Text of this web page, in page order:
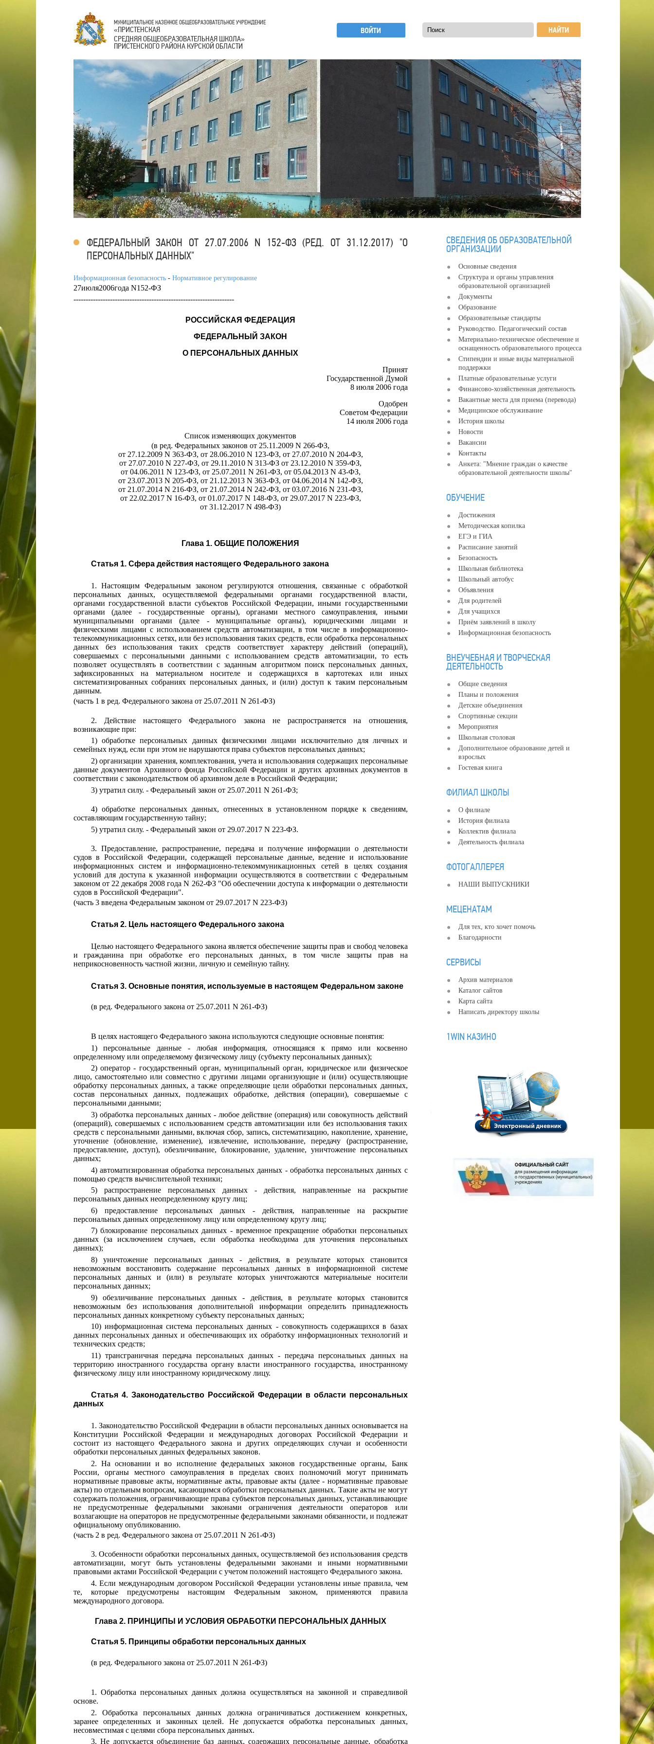
МУНИЦИПАЛЬНОЕ КАЗЕННОЕ ОБЩЕОБРАЗОВАТЕЛЬНОЕ УЧРЕЖДЕНИЕ
«ПРИСТЕНСКАЯ
СРЕДНЯЯ ОБЩЕОБРАЗОВАТЕЛЬНАЯ ШКОЛА»
ПРИСТЕНСКОГО РАЙОНА КУРСКОЙ ОБЛАСТИ
ФЕДЕРАЛЬНЫЙ ЗАКОН ОТ 27.07.2006 N 152-ФЗ (РЕД. ОТ 31.12.2017) "О
ПЕРСОНАЛЬНЫХ ДАННЫХ"
Информационная безопасность- Нормативное регулирование
27июля2006года N152-ФЗ
------------------------------------------------------------------
РОССИЙСКАЯ ФЕДЕРАЦИЯ
ФЕДЕРАЛЬНЫЙ ЗАКОН
О ПЕРСОНАЛЬНЫХ ДАННЫХ
Принят
Государственной Думой
8 июля 2006 года
Одобрен
Советом Федерации
14 июля 2006 года
Список изменяющих документов
(в ред. Федеральных законов от 25.11.2009 N 266-ФЗ,
от 27.12.2009 N 363-ФЗ, от 28.06.2010 N 123-ФЗ, от 27.07.2010 N 204-ФЗ,
от 27.07.2010 N 227-ФЗ, от 29.11.2010 N 313-ФЗ от 23.12.2010 N 359-ФЗ,
от 04.06.2011 N 123-ФЗ, от 25.07.2011 N 261-ФЗ, от 05.04.2013 N 43-ФЗ,
от 23.07.2013 N 205-ФЗ, от 21.12.2013 N 363-ФЗ, от 04.06.2014 N 142-ФЗ,
от 21.07.2014 N 216-ФЗ, от 21.07.2014 N 242-ФЗ, от 03.07.2016 N 231-ФЗ,
от 22.02.2017 N 16-ФЗ, от 01.07.2017 N 148-ФЗ, от 29.07.2017 N 223-ФЗ,
от 31.12.2017 N 498-ФЗ)
Глава 1. ОБЩИЕ ПОЛОЖЕНИЯ
Статья 1. Сфера действия настоящего Федерального закона
1. Настоящим Федеральным законом регулируются отношения, связанные с обработкой
персональных данных, осуществляемой федеральными органами государственной власти,
органами государственной власти субъектов Российской Федерации, иными государственными
органами (далее - государственные органы), органами местного самоуправления, иными
муниципальными органами (далее - муниципальные органы), юридическими лицами и
физическими лицами с использованием средств автоматизации, в том числе в информационно-
телекоммуникационных сетях, или без использования таких средств, если обработка персональных
данных без использования таких средств соответствует характеру действий (операций),
совершаемых с персональными данными с использованием средств автоматизации, то есть
позволяет осуществлять в соответствии с заданным алгоритмом поиск персональных данных,
зафиксированных на материальном носителе и содержащихся в картотеках или иных
систематизированных собраниях персональных данных, и (или) доступ к таким персональным
данным.
(часть 1 в ред. Федерального закона от 25.07.2011 N 261-ФЗ)
2. Действие настоящего Федерального закона не распространяется на отношения,
возникающие при:
1) обработке персональных данных физическими лицами исключительно для личных и
семейных нужд, если при этом не нарушаются права субъектов персональных данных;
2) организации хранения, комплектования, учета и использования содержащих персональные
данные документов Архивного фонда Российской Федерации и других архивных документов в
соответствии с законодательством об архивном деле в Российской Федерации;
3) утратил силу. - Федеральный закон от 25.07.2011 N 261-ФЗ;
4) обработке персональных данных, отнесенных в установленном порядке к сведениям,
составляющим государственную тайну;
5) утратил силу. - Федеральный закон от 29.07.2017 N 223-ФЗ.
3. Предоставление, распространение, передача и получение информации о деятельности
судов в Российской Федерации, содержащей персональные данные, ведение и использование
информационных систем и информационно-телекоммуникационных сетей в целях создания
условий для доступа к указанной информации осуществляются в соответствии с Федеральным
законом от 22 декабря 2008 года N 262-ФЗ "Об обеспечении доступа к информации о деятельности
судов в Российской Федерации".
(часть 3 введена Федеральным законом от 29.07.2017 N 223-ФЗ)
Статья 2. Цель настоящего Федерального закона
Целью настоящего Федерального закона является обеспечение защиты прав и свобод человека
и гражданина при обработке его персональных данных, в том числе защиты прав на
неприкосновенность частной жизни, личную и семейную тайну.
Статья 3. Основные понятия, используемые в настоящем Федеральном законе
(в ред. Федерального закона от 25.07.2011 N 261-ФЗ)
В целях настоящего Федерального закона используются следующие основные понятия:
1) персональные данные - любая информация, относящаяся к прямо или косвенно
определенному или определяемому физическому лицу (субъекту персональных данных);
2) оператор - государственный орган, муниципальный орган, юридическое или физическое
лицо, самостоятельно или совместно с другими лицами организующие и (или) осуществляющие
обработку персональных данных, а также определяющие цели обработки персональных данных,
состав персональных данных, подлежащих обработке, действия (операции), совершаемые с
персональными данными;
3) обработка персональных данных - любое действие (операция) или совокупность действий
(операций), совершаемых с использованием средств автоматизации или без использования таких
средств с персональными данными, включая сбор, запись, систематизацию, накопление, хранение,
уточнение (обновление, изменение), извлечение, использование, передачу (распространение,
предоставление, доступ), обезличивание, блокирование, удаление, уничтожение персональных
данных;
4) автоматизированная обработка персональных данных - обработка персональных данных с
помощью средств вычислительной техники;
5) распространение персональных данных - действия, направленные на раскрытие
персональных данных неопределенному кругу лиц;
6) предоставление персональных данных - действия, направленные на раскрытие
персональных данных определенному лицу или определенному кругу лиц;
7) блокирование персональных данных - временное прекращение обработки персональных
данных (за исключением случаев, если обработка необходима для уточнения персональных
данных);
8) уничтожение персональных данных - действия, в результате которых становится
невозможным восстановить содержание персональных данных в информационной системе
персональных данных и (или) в результате которых уничтожаются материальные носители
персональных данных;
9) обезличивание персональных данных - действия, в результате которых становится
невозможным без использования дополнительной информации определить принадлежность
персональных данных конкретному субъекту персональных данных;
10) информационная система персональных данных - совокупность содержащихся в базах
данных персональных данных и обеспечивающих их обработку информационных технологий и
технических средств;
11) трансграничная передача персональных данных - передача персональных данных на
территорию иностранного государства органу власти иностранного государства, иностранному
физическому лицу или иностранному юридическому лицу.
Статья 4. Законодательство Российской Федерации в области персональных
данных
1. Законодательство Российской Федерации в области персональных данных основывается на
Конституции Российской Федерации и международных договорах Российской Федерации и
состоит из настоящего Федерального закона и других определяющих случаи и особенности
обработки персональных данных федеральных законов.
2. На основании и во исполнение федеральных законов государственные органы, Банк
России, органы местного самоуправления в пределах своих полномочий могут принимать
нормативные правовые акты, нормативные акты, правовые акты (далее - нормативные правовые
акты) по отдельным вопросам, касающимся обработки персональных данных. Такие акты не могут
содержать положения, ограничивающие права субъектов персональных данных, устанавливающие
не предусмотренные федеральными законами ограничения деятельности операторов или
возлагающие на операторов не предусмотренные федеральными законами обязанности, и подлежат
официальному опубликованию.
(часть 2 в ред. Федерального закона от 25.07.2011 N 261-ФЗ)
3. Особенности обработки персональных данных, осуществляемой без использования средств
автоматизации, могут быть установлены федеральными законами и иными нормативными
правовыми актами Российской Федерации с учетом положений настоящего Федерального закона.
4. Если международным договором Российской Федерации установлены иные правила, чем
те, которые предусмотрены настоящим Федеральным законом, применяются правила
международного договора.
Глава 2. ПРИНЦИПЫ И УСЛОВИЯ ОБРАБОТКИ ПЕРСОНАЛЬНЫХ ДАННЫХ
Статья 5. Принципы обработки персональных данных
(в ред. Федерального закона от 25.07.2011 N 261-ФЗ)
1. Обработка персональных данных должна осуществляться на законной и справедливой
основе.
2. Обработка персональных данных должна ограничиваться достижением конкретных,
заранее определенных и законных целей. Не допускается обработка персональных данных,
несовместимая с целями сбора персональных данных.
3. Не допускается объединение баз данных, содержащих персональные данные, обработка
СВЕДЕНИЯ ОБ ОБРАЗОВАТЕЛЬНОЙ
ОРГАНИЗАЦИИ
Основные сведения
Структура и органы управления
образовательной организацией
Документы
Образование
Образовательные стандарты
Руководство. Педагогический состав
Материально-техническое обеспечение и
оснащенность образовательного процесса
Стипендии и иные виды материальной
поддержки
Платные образовательные услуги
Финансово-хозяйственная деятельность
Вакантные места для приема (перевода)
Медицинское обслуживание
История школы
Новости
Вакансии
Контакты
Анкета: "Мнение граждан о качестве
образовательной деятельности школы"
ОБУЧЕНИЕ
Достижения
Методическая копилка
ЕГЭ и ГИА
Расписание занятий
Безопасность
Школьная библиотека
Школьный автобус
Объявления
Для родителей
Для учащихся
Приём заявлений в школу
Информационная безопасность
ВНЕУЧЕБНАЯ И ТВОРЧЕСКАЯ
ДЕЯТЕЛЬНОСТЬ
Общие сведения
Планы и положения
Детские объединения
Спортивные секции
Мероприятия
Школьная столовая
Дополнительное образование детей и
взрослых
Гостевая книга
ФИЛИАЛ ШКОЛЫ
О филиале
История филиала
Коллектив филиала
Деятельность филиала
ФОТОГАЛЛЕРЕЯ
НАШИ ВЫПУСКНИКИ
МЕЦЕНАТАМ
Для тех, кто хочет помочь
Благодарности
СЕРВИСЫ
Архив материалов
Каталог сайтов
Карта сайта
Написать директору школы
1WIN КАЗИНО